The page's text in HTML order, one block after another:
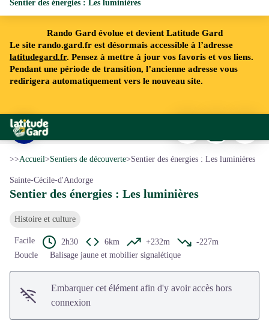
Rando Gard évolue et devient Latitude Gard
Le site rando.gard.fr est désormais accessible à l’adresse
latitudegard.fr. Pensez à mettre à jour vos favoris et vos liens.
Pendant une période de transition, l’ancienne adresse vous
redirigera automatiquement vers le nouveau site.
Rando Gard
Sentier des énergies : Les luminières
Voir l'image en plein écran
>>Accueil>Sentiers de découverte>Sentier des énergies : Les luminières
Sainte-Cécile-d'Andorge
Sentier des énergies : Les luminières
Histoire et culture
Facile 2h30 6km +232m
-227m
Boucle
Balisage jaune et mobilier signalétique
Embarquer cet élément afin d'y avoir accès hors
connexion